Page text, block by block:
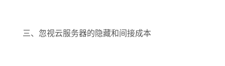
三、忽视云服务器的隐藏和间接成本